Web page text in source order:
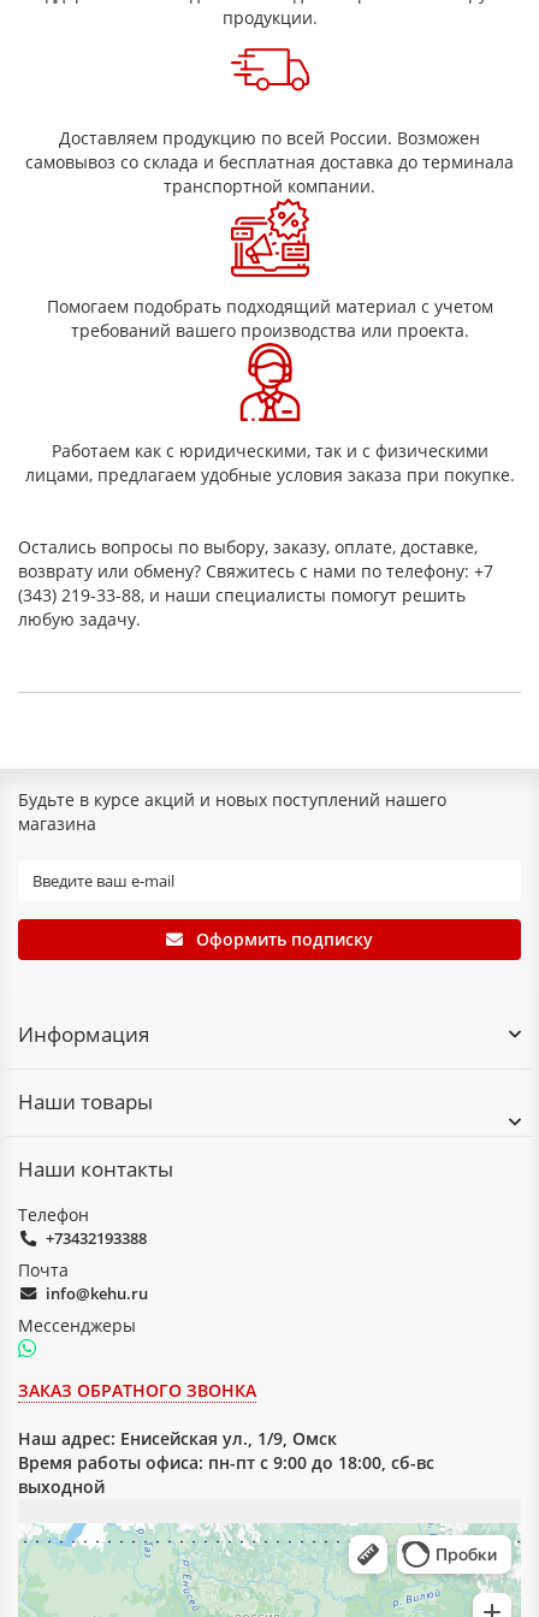
Адгезионная прочность, Н/см
(гс/ см) не менее среднее
в) полиимид фторопласт
продукции.
Доставляем продукцию по всей России. Возможен
самовывоз со склада и бесплатная доставка до терминала
транспортной компании.
Помогаем подобрать подходящий материал с учетом
требований вашего производства или проекта.
Работаем как с юридическими, так и с физическими
лицами, предлагаем удобные условия заказа при покупке.
Остались вопросы по выбору, заказу, оплате, доставке,
возврату или обмену? Свяжитесь с нами по телефону: +7
(343) 219-33-88, и наши специалисты помогут решить
любую задачу.
Будьте в курсе акций и новых поступлений нашего
магазина
Оформить подписку
Информация
Наши товары
Наши контакты
Телефон
+73432193388
Почта
info@kehu.ru
Мессенджеры
ЗАКАЗ ОБРАТНОГО ЗВОНКА
Наш адрес: Енисейская ул., 1/9, Омск
Время работы офиса: пн-пт с 9:00 до 18:00, сб-вс
выходной